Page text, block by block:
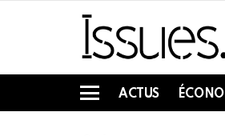
Menu
ACTUS